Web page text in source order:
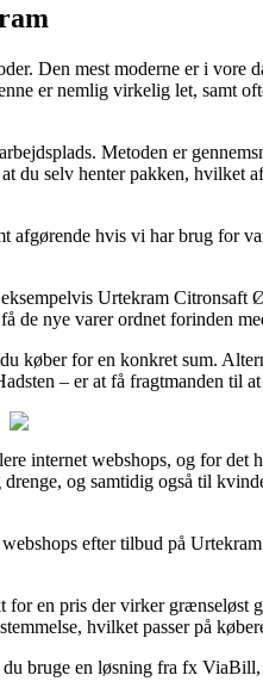
Den mest moderne er i vore
er nemlig virkelig let, samt
Metoden er
du selv henter pakken, hvilket
afgørende hvis vi har brug for
Urtekram
de nye varer ordnet forinden
køber for en konkret sum.
– er at få fragtmanden til
internet webshops, og for det
og samtidig også til
efter tilbud på
en pris der virker grænseløst
hvilket passer på
bruge en løsning fra fx